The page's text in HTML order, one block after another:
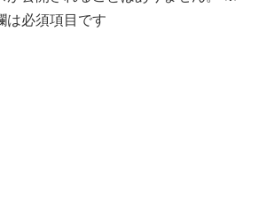
は必須項目です